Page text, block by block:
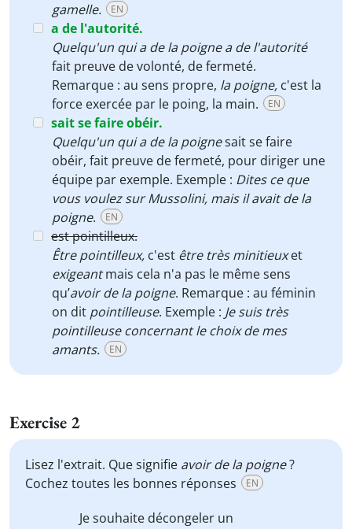
gamelle.
EN
a de l'autorité.
Quelqu'un qui a de la poigne a de l'autorité
fait preuve de volonté, de fermeté.
Remarque : au sens propre, la poigne, c'est la
force exercée par le poing, la main.
EN
sait se faire obéir.
Quelqu'un qui a de la poignesait se faire
obéir, fait preuve de fermeté, pour diriger une
équipe par exemple. Exemple : Dites ce que
vous voulez sur Mussolini, mais il avait de la
poigne. EN
est pointilleux.
Être pointilleux, c'est être très minitieuxet
exigeantmais cela n'a pas le même sens
qu’avoir de la poigne. Remarque : au féminin
on dit pointilleuse. Exemple : Je suis très
pointilleuse concernant le choix de mes
amants.
EN
Exercise 2
Lisez l'extrait. Que signifie avoir de la poigne?
Cochez toutes les bonnes réponses
EN
Je souhaite décongeler un